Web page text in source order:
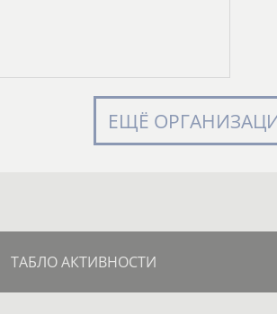
ЕЩЁ
ТАБЛО АКТИВНОСТИ